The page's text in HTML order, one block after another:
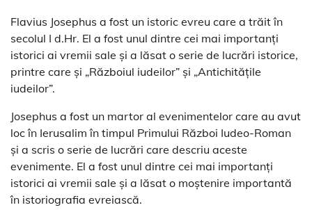
Flavius Josephus a fost un istoric evreu care a trăit în
secolul I d.Hr. El a fost unul dintre cei mai importanți
istorici ai vremii sale și a lăsat o serie de lucrări istorice,
printre care și „Războiul iudeilor” și „Antichitățile
iudeilor”.
Josephus a fost un martor al evenimentelor care au avut
loc în Ierusalim în timpul Primului Război Iudeo-Roman
și a scris o serie de lucrări care descriu aceste
evenimente. El a fost unul dintre cei mai importanți
istorici ai vremii sale și a lăsat o moștenire importantă
în istoriografia evreiască.